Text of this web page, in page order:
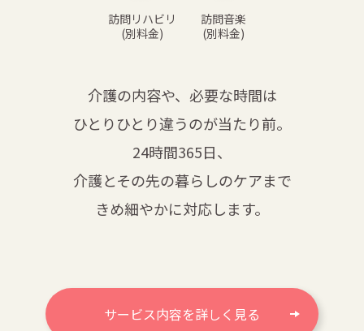
訪問リハビリ
(別料金)
訪問音楽
(別料金)
介護の内容や、必要な時間は
ひとりひとり違うのが当たり前。
24時間365日、
介護とその先の暮らしのケアまで
きめ細やかに対応します。
サービス内容を詳しく見る